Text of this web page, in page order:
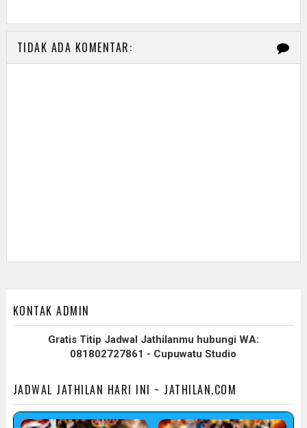
TIDAK ADA KOMENTAR:
KONTAK ADMIN
Gratis Titip Jadwal Jathilanmu hubungi WA:
081802727861 - Cupuwatu Studio
JADWAL JATHILAN HARI INI ~ JATHILAN.COM